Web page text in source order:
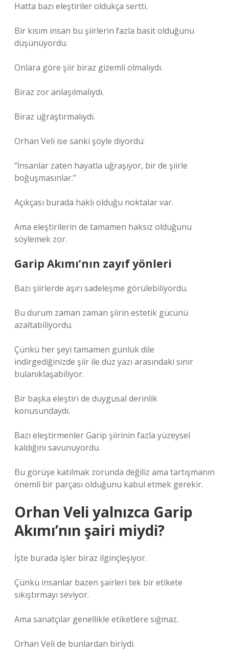
Hatta bazı eleştiriler oldukça sertti.
Bir kısım insan bu şiirlerin fazla basit olduğunu
düşünüyordu.
Onlara göre şiir biraz gizemli olmalıydı.
Biraz zor anlaşılmalıydı.
Biraz uğraştırmalıydı.
Orhan Veli ise sanki şöyle diyordu:
“İnsanlar zaten hayatla uğraşıyor, bir de şiirle
boğuşmasınlar.”
Açıkçası burada haklı olduğu noktalar var.
Ama eleştirilerin de tamamen haksız olduğunu
söylemek zor.
Garip Akımı’nın zayıf yönleri
Bazı şiirlerde aşırı sadeleşme görülebiliyordu.
Bu durum zaman zaman şiirin estetik gücünü
azaltabiliyordu.
Çünkü her şeyi tamamen günlük dile
indirgediğinizde şiir ile düz yazı arasındaki sınır
bulanıklaşabiliyor.
Bir başka eleştiri de duygusal derinlik
konusundaydı.
Bazı eleştirmenler Garip şiirinin fazla yüzeysel
kaldığını savunuyordu.
Bu görüşe katılmak zorunda değiliz ama tartışmanın
önemli bir parçası olduğunu kabul etmek gerekir.
Orhan Veli yalnızca Garip
Akımı’nın şairi miydi?
İşte burada işler biraz ilginçleşiyor.
Çünkü insanlar bazen şairleri tek bir etikete
sıkıştırmayı seviyor.
Ama sanatçılar genellikle etiketlere sığmaz.
Orhan Veli de bunlardan biriydi.